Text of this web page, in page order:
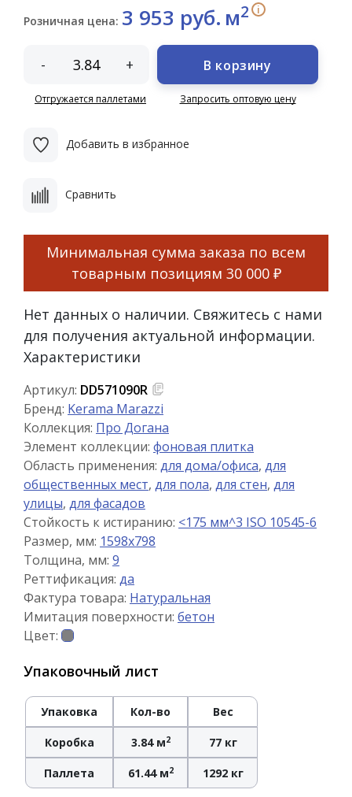
Розничная цена: 3 953 руб. м2 i
- +
Отгружается паллетами
В корзину
Запросить оптовую цену
Добавить в избранное
Сравнить
Минимальная сумма заказа по всем
товарным позициям 30 000 ₽
Нет данных о наличии. Свяжитесь с нами
для получения актуальной информации.
Характеристики
Артикул: DD571090R
Бренд: Kerama Marazzi
Коллекция: Про Догана
Элемент коллекции: фоновая плитка
Область применения: для дома/офиса, для
общественных мест, для пола, для стен, для
улицы, для фасадов
Стойкость к истиранию: <175 мм^3 ISO 10545-6
Размер, мм: 1598x798
Толщина, мм: 9
Реттификация: да
Фактура товара: Натуральная
Имитация поверхности: бетон
Цвет:
Упаковочный лист
Упаковка Кол-во Вес
Коробка 3.84 м2 77 кг
Паллета 61.44 м2 1292 кг